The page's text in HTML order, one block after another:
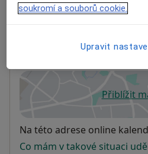
Adresa
Interní ordinace
Přiblížitse
Dostupnost
Na této adrese online
Co mám v takové situaci
soukromí a souborů cookie.
Upravit